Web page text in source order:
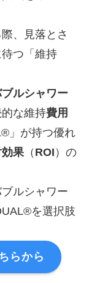
、見落とさ
つ「維持
ルシャワー
な維持費用
」が持つ優れ
果（ ROI ）の
ルシャワー
を選択肢
らから